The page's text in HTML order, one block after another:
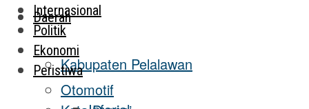
Daerah
Kabupaten Pelalawan
Internasional
Politik
Ekonomi
Peristiwa
Otomotif